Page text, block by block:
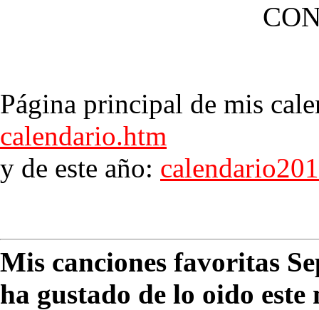
Página principal de mis
calendario.htm
y de este año:
Mis canciones favoritas
ha gustado de lo oido este